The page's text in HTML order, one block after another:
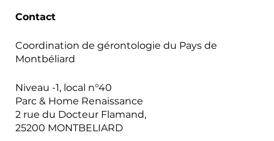
Contact
Coordination de gérontologie du Pays de
Montbéliard
Niveau -1, local n°40
Parc & Home Renaissance
2 rue du Docteur Flamand,
25200 MONTBELIARD